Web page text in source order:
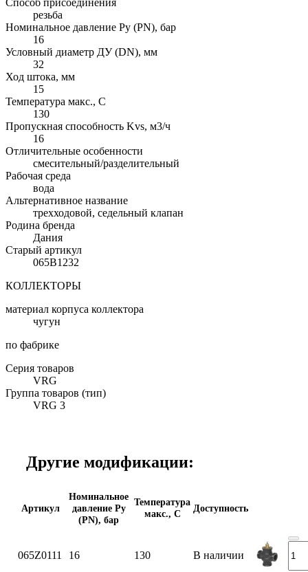
резьба
Номинальное давление Ру (PN), бар
16
Условный диаметр ДУ (DN), мм
32
Ход штока, мм
15
Температура макс., С
130
Пропускная способность Kvs, м3/ч
16
Отличительные особенности
смесительный/разделительный
Рабочая среда
вода
Альтернативное название
трехходовой, седельный клапан
Родина бренда
Дания
Старый артикул
065B1232
КОЛЛЕКТОРЫ
материал корпуса коллектора
чугун
по фабрике
Серия товаров
VRG
Группа товаров (тип)
VRG 3
Другие модификации:
Артикул
Номинальное
давление Ру
(PN), бар
Температура
макс., С
Доступность
065Z0111 16 130 В наличии